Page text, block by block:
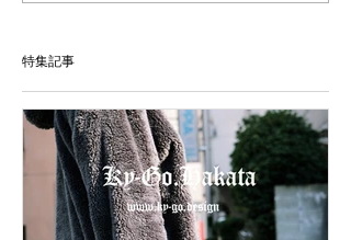
特集記事